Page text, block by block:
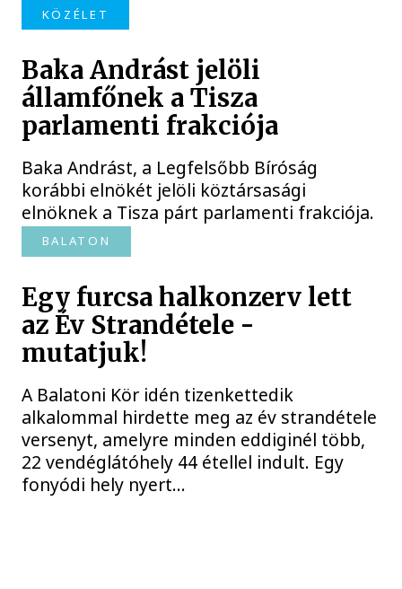
KÖZÉLET
Baka Andrást jelöli
államfőnek a Tisza
parlamenti frakciója
Baka Andrást, a Legfelsőbb Bíróság
korábbi elnökét jelöli köztársasági
elnöknek a Tisza párt parlamenti frakciója.
BALATON
Egy furcsa halkonzerv lett
az Év Strandétele -
mutatjuk!
A Balatoni Kör idén tizenkettedik
alkalommal hirdette meg az év strandétele
versenyt, amelyre minden eddiginél több,
22 vendéglátóhely 44 étellel indult. Egy
fonyódi hely nyert...